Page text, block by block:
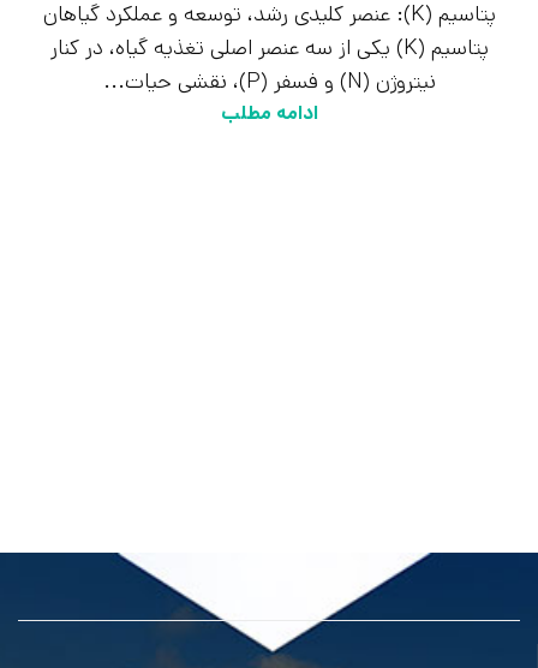
پتاسیم (K): عنصر کلیدی رشد، توسعه و عملکرد گیاهان
پتاسیم (K) یکی از سه عنصر اصلی تغذیه گیاه، در کنار
نیتروژن (N) و فسفر (P)، نقشی حیات...
ادامه مطلب